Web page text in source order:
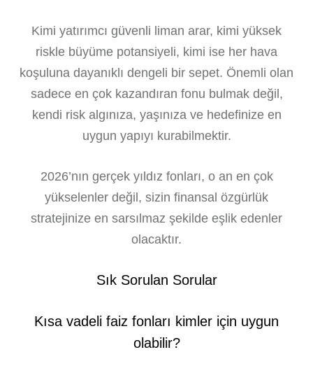
Kimi yatırımcı güvenli liman arar, kimi yüksek
riskle büyüme potansiyeli, kimi ise her hava
koşuluna dayanıklı dengeli bir sepet. Önemli olan
sadece en çok kazandıran fonu bulmak değil,
kendi risk algınıza, yaşınıza ve hedefinize en
uygun yapıyı kurabilmektir.
2026’nın gerçek yıldız fonları, o an en çok
yükselenler değil, sizin finansal özgürlük
stratejinize en sarsılmaz şekilde eşlik edenler
olacaktır.
Sık Sorulan Sorular
Kısa vadeli faiz fonları kimler için uygun
olabilir?